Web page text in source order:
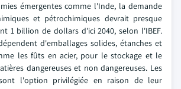
émergentes comme l'Inde, la demande
et pétrochimiques devrait presque
1 billion de dollars d'ici 2040, selon l'IBEF.
d'emballages solides, étanches et
les fûts en acier, pour le stockage et le
dangereuses et non dangereuses. Les
l'option privilégiée en raison de leur